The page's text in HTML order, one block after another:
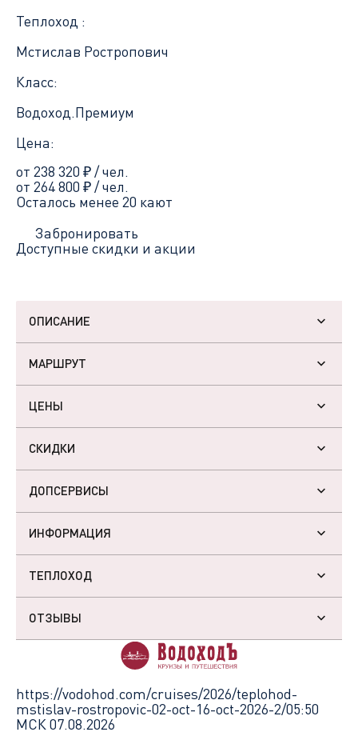
Теплоход :
Мстислав Ростропович
Класс:
Водоход.Премиум
Цена:
от 238 320 ₽/ чел.
от 264 800 ₽/ чел.
Осталось менее 20 кают
Забронировать
Доступные скидки и акции
ОПИСАНИЕ
МАРШРУТ
ЦЕНЫ
СКИДКИ
ДОПСЕРВИСЫ
ИНФОРМАЦИЯ
ТЕПЛОХОД
ОТЗЫВЫ
https://vodohod.com/cruises/2026/teplohod-
mstislav-rostropovic-02-oct-16-oct-2026-2/05:50
МСК 07.08.2026